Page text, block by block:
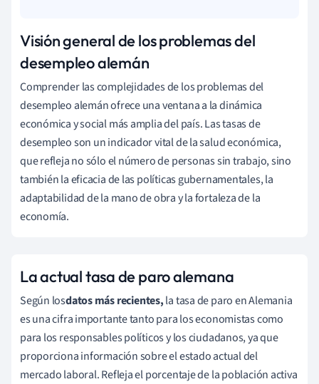
Visión general de los problemas del
desempleo alemán
Comprender las complejidades de los problemas del
desempleo alemán ofrece una ventana a la dinámica
económica y social más amplia del país. Las tasas de
desempleo son un indicador vital de la salud económica,
que refleja no sólo el número de personas sin trabajo, sino
también la eficacia de las políticas gubernamentales, la
adaptabilidad de la mano de obra y la fortaleza de la
economía.
La actual tasa de paro alemana
Según losdatos más recientes,la tasa de paro en Alemania
es una cifra importante tanto para los economistas como
para los responsables políticos y los ciudadanos, ya que
proporciona información sobre el estado actual del
mercado laboral. Refleja el porcentaje de la población activa